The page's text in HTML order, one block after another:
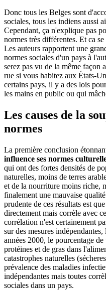
Donc tous les Belges sont
sociales, tous les indiens aussi
Cependant, ça n'explique pas
normes très différentes. Et ca
Les auteurs rapportent une
normes sociales d'un pays à
serez pas vu de la même façon
rue si vous habitez aux États-
certains pays, il y a des lois
les mains en public ou qui
Les causes de la
normes
La première conclusion
influence ses normes
qui ont des fortes densités de
naturelles, moins de terres
et de la nourriture moins riche,
finalement une mauvaise
prudente de ces résultats est
directement mais corrèle avec
corrélation n'est certainement
sur des mesures
années 2000, le pourcentage
protéines et de gras dans
catastrophes naturelles
prévalence des maladies
indépendantes mais toutes
sociales dans un pays.